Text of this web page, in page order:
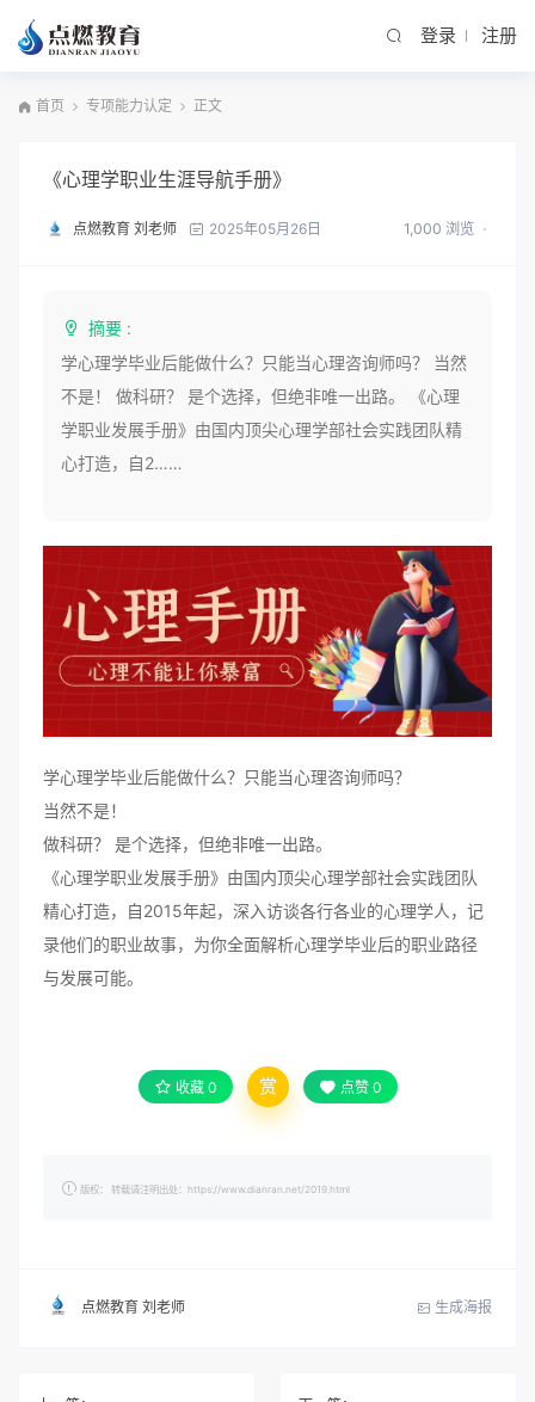
登录 注册
首页 专项能力认定 正文
《心理学职业生涯导航手册》
点燃教育 刘老师 2025年05月26日 1,000 浏览
摘要 :
学心理学毕业后能做什么？只能当心理咨询师吗？ 当然
不是！ 做科研？ 是个选择，但绝非唯一出路。 《心理
学职业发展手册》由国内顶尖心理学部社会实践团队精
心打造，自2……
学心理学毕业后能做什么？只能当心理咨询师吗？
当然不是！
做科研？ 是个选择，但绝非唯一出路。
《心理学职业发展手册》由国内顶尖心理学部社会实践团队
精心打造，自2015年起，深入访谈各行各业的心理学人，记
录他们的职业故事，为你全面解析心理学毕业后的职业路径
与发展可能。
收藏 0 赏 点赞 0
版权： 转载请注明出处：https://www.dianran.net/2019.html
点燃教育 刘老师 生成海报